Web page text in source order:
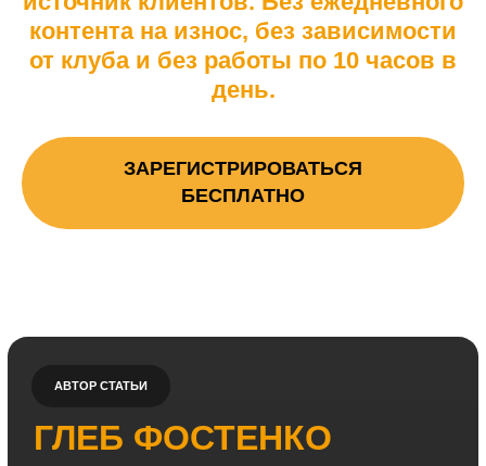
контента на износ, без зависимости
от клуба и без работы по 10 часов в
день.
ЗАРЕГИСТРИРОВАТЬСЯ
БЕСПЛАТНО